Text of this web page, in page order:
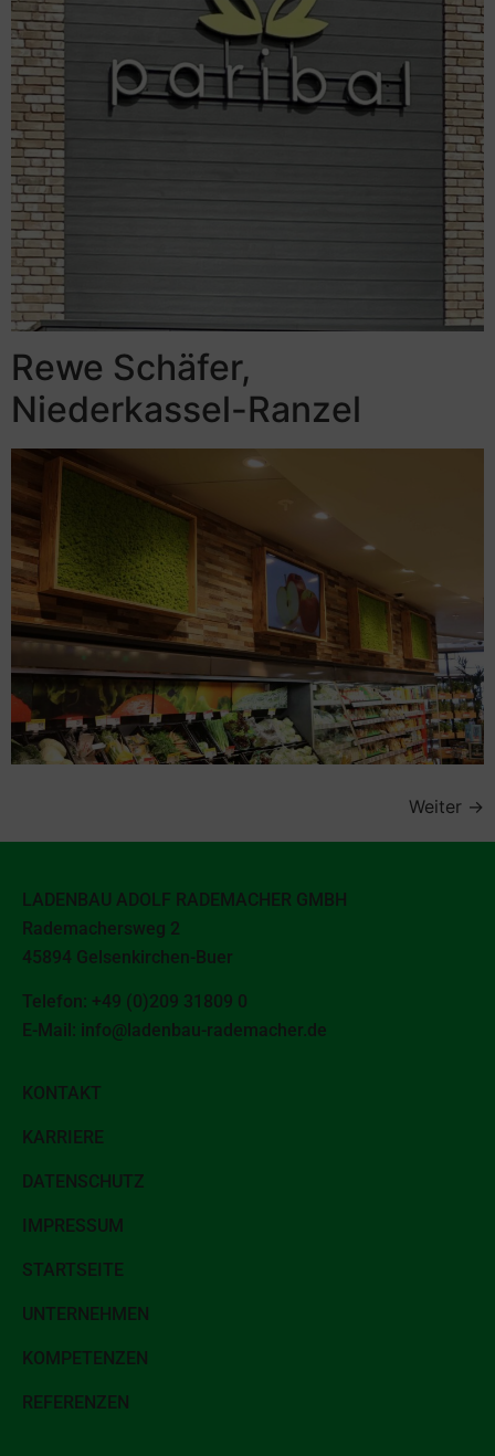
Rewe Schäfer,
Niederkassel-Ranzel
Weiter →
STARTSEITE
UNTERNEHMEN
KOMPETENZEN
REFERENZEN
KONTAKT
KARRIERE
DATENSCHUTZ
IMPRESSUM
LADENBAU ADOLF RADEMACHER GMBH
Rademachersweg 2
45894 Gelsenkirchen-Buer
Telefon: +49 (0)209 31809 0
E-Mail: info@ladenbau-rademacher.de